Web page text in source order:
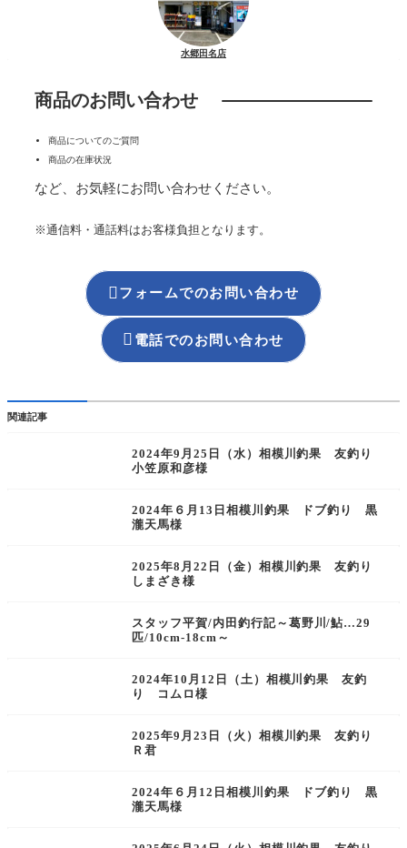
水郷田名店
商品のお問い合わせ
商品についてのご質問
商品の在庫状況
など、お気軽にお問い合わせください。
※通信料・通話料はお客様負担となります。
フォームでのお問い合わせ
 電話でのお問い合わせ
関連記事
2024年9月25日（水）相模川釣果 友釣り
小笠原和彦様
2024年６月13日相模川釣果 ドブ釣り 黒
瀧天馬様
2025年8月22日（金）相模川釣果 友釣り
しまざき様
スタッフ平賀/内田釣行記～葛野川/鮎…29
匹/10cm-18cm～
2024年10月12日（土）相模川釣果 友釣
り コムロ様
2025年9月23日（火）相模川釣果 友釣り
Ｒ君
2024年６月12日相模川釣果 ドブ釣り 黒
瀧天馬様